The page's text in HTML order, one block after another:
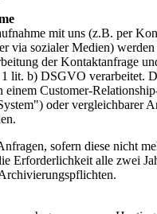
mit uns (z.B. per
via sozialer Medien) werden
der Kontaktanfrage
lit. b) DSGVO verarbeitet.
einem Customer-
oder vergleichbarer
sofern diese nicht
Erforderlichkeit alle zwei